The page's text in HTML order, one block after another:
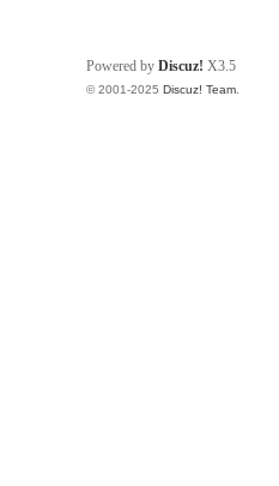
Powered by Discuz! X3.5
© 2001-2025 Discuz! Team